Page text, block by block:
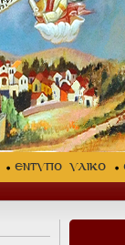
ΕΝΤΥΠΟ ΥΛΙΚΟ